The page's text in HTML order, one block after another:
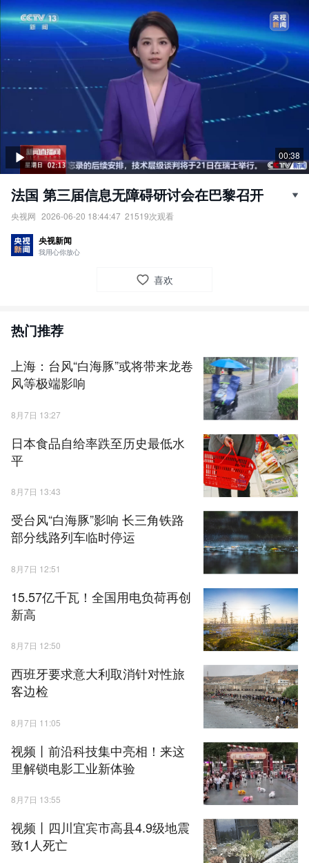
00:38
法国 第三届信息无障碍研讨会在巴黎召开
央视网 2026-06-20 18:44:47 21519次观看
责任编辑：央视网
央视新闻
我用心你放心
喜欢
热门推荐
上海：台风“白海豚”或将带来龙卷
风等极端影响
8月7日 13:27
日本食品自给率跌至历史最低水
平
8月7日 13:43
受台风“白海豚”影响 长三角铁路
部分线路列车临时停运
8月7日 12:51
15.57亿千瓦！全国用电负荷再创
新高
8月7日 12:50
西班牙要求意大利取消针对性旅
客边检
8月7日 11:05
视频丨前沿科技集中亮相！来这
里解锁电影工业新体验
8月7日 13:55
视频丨四川宜宾市高县4.9级地震
致1人死亡